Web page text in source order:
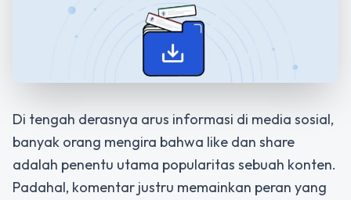
Di tengah derasnya arus informasi di media sosial,
banyak orang mengira bahwa like dan share
adalah penentu utama popularitas sebuah konten.
Padahal, komentar justru memainkan peran yang